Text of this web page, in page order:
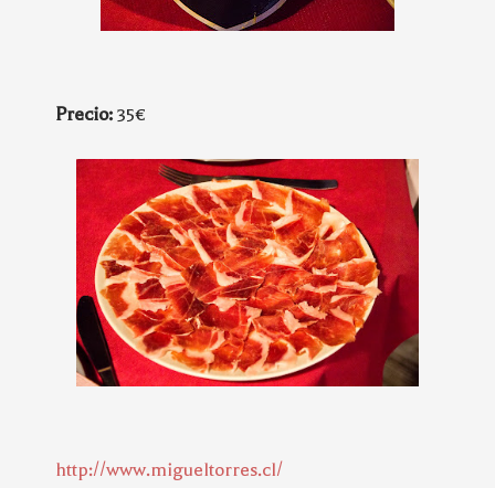
Precio: 35€
http://www.migueltorres.cl/